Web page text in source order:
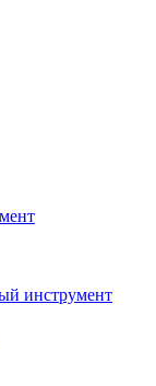
инструмент